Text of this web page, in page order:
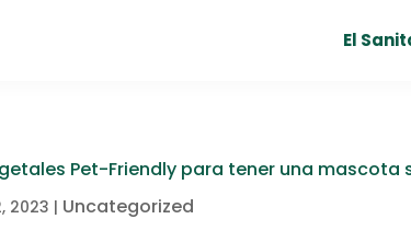
El
Pet-Friendly para tener una mascota
2023 | Uncategorized